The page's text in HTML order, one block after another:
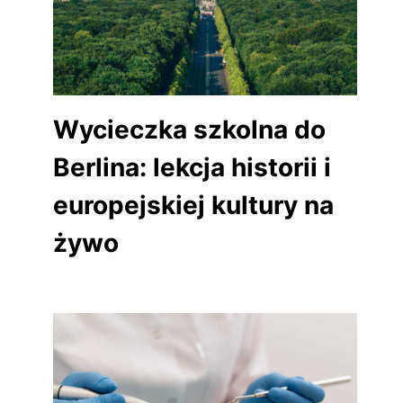
Wycieczka szkolna do
Berlina: lekcja historii i
europejskiej kultury na
żywo